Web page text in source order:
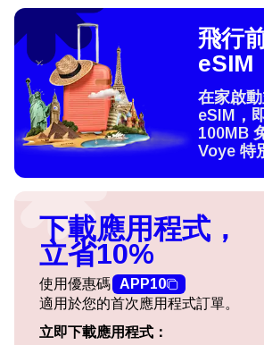
飛行
eSIM
在家啟
eSIM，
100MB
Voye 特
下載應用程式，
立省10%
使用優惠碼 APP10
適用於您的首次應用程式訂單。
立即下載應用程式：